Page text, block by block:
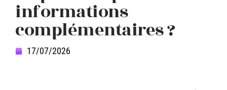
informations
complémentaires ?
17/07/2026